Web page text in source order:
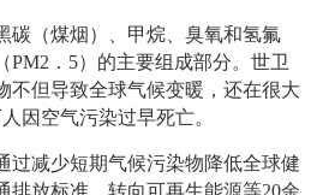
（煤烟）、甲烷、臭氧和氢氟
PM2．5）的主要组成部分。世卫
不但导致全球气候变暖，还在很大
因空气污染过早死亡。
减少短期气候污染物降低全球健
排放标准、转向可再生能源等20余